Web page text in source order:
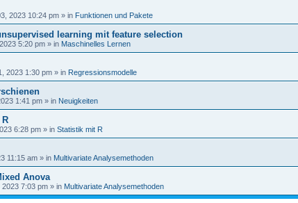
2023 10:24 pm » in Funktionen und Pakete
learning mit feature selection
5:20 pm » in Maschinelles Lernen
2023 1:30 pm » in Regressionsmodelle
1:41 pm » in Neuigkeiten
6:28 pm » in Statistik mit R
11:15 am » in Multivariate Analysemethoden
Anova
2023 7:03 pm » in Multivariate Analysemethoden